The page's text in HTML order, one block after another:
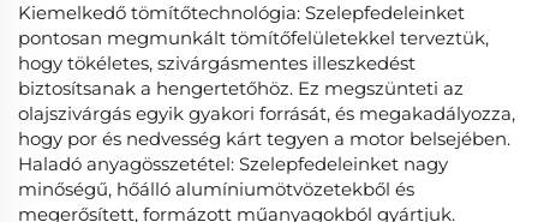
Kiemelkedő tömítőtechnológia: Szelepfedeleinket
pontosan megmunkált tömítőfelületekkel terveztük,
hogy tökéletes, szivárgásmentes illeszkedést
biztosítsanak a hengertetőhöz. Ez megszünteti az
olajszivárgás egyik gyakori forrását, és megakadályozza,
hogy por és nedvesség kárt tegyen a motor belsejében.
Haladó anyagösszetétel: Szelepfedeleinket nagy
minőségű, hőálló alumíniumötvözetekből és
megerősített, formázott műanyagokból gyártjuk.